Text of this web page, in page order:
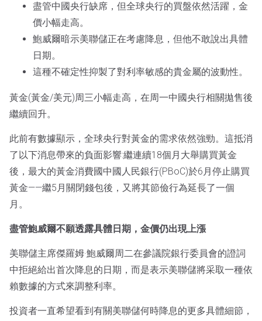
盡管中國央行缺席，但全球央行的買盤依然活躍，金
價小幅走高。
鮑威爾暗示美聯儲正在考慮降息，但他不敢說出具體
日期。
這種不確定性抑製了對利率敏感的貴金屬的波動性。
黃金(黃金/美元)周三小幅走高，在周一中國央行相關拋售後
繼續回升。
此前有數據顯示，全球央行對黃金的需求依然強勁。這抵消
了以下消息帶來的負面影響:繼連續18個月大舉購買黃金
後，最大的黃金消費國中國人民銀行(PBoC)於6月停止購買
黃金——繼5月關閉錢包後，又將其節儉行為延長了一個
月。
盡管鮑威爾不願透露具體日期，金價仍出現上漲
美聯儲主席傑羅姆·鮑威爾周二在參議院銀行委員會的證詞
中拒絕給出首次降息的日期，而是表示美聯儲將采取一種依
賴數據的方式來調整利率。
投資者一直希望看到有關美聯儲何時降息的更多具體細節，